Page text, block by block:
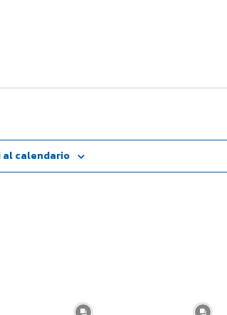
calendario